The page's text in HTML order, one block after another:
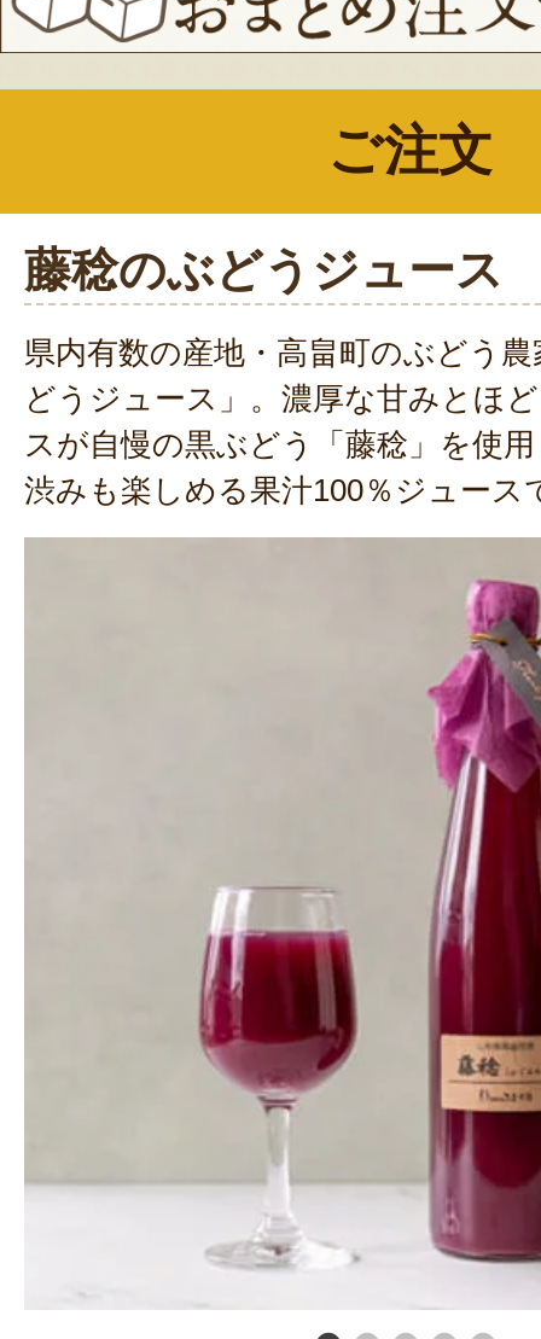
ご注文
藤稔のぶどうジュース
県内有数の産地・高畠町のぶどう
どうジュース」。濃厚な甘みとほ
スが自慢の黒ぶどう「藤稔」を使
渋みも楽しめる果汁100％ジュース